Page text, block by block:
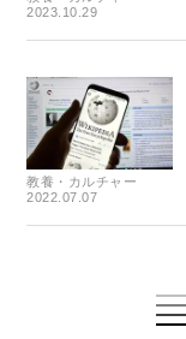
2023.10.29
教養・カルチャー
2022.07.07